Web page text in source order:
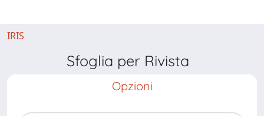
IRIS
Sfoglia per Rivista
Opzioni